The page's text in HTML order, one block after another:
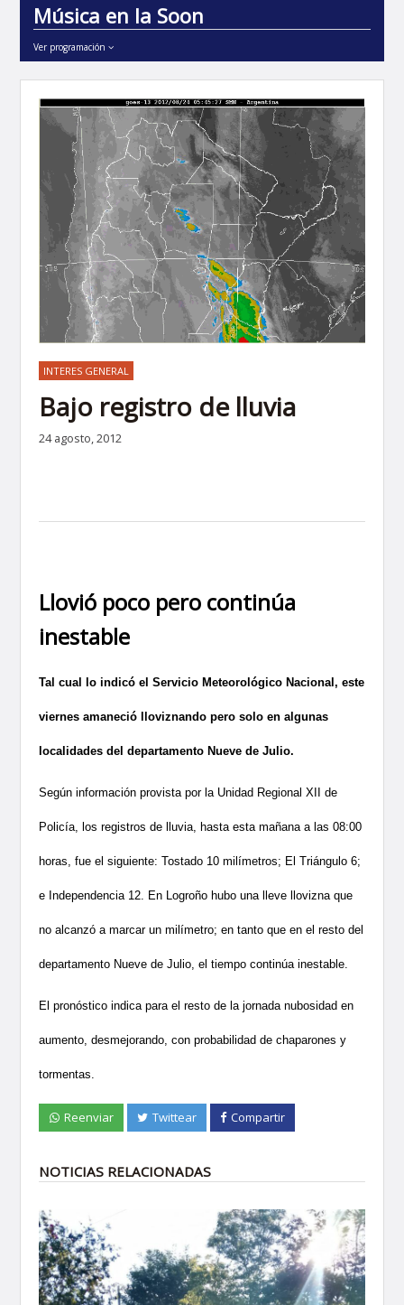
Música en la Soon
Ver programación
INTERES GENERAL
Bajo registro de lluvia
24 agosto, 2012
Llovió poco pero continúa
inestable
Tal cual lo indicó el Servicio Meteorológico Nacional, este
viernes amaneció lloviznando pero solo en algunas
localidades del departamento Nueve de Julio.
Según información provista por la Unidad Regional XII de
Policía, los registros de lluvia, hasta esta mañana a las 08:00
horas, fue el siguiente: Tostado 10 milímetros; El Triángulo 6;
e Independencia 12. En Logroño hubo una lleve llovizna que
no alcanzó a marcar un milímetro; en tanto que en el resto del
departamento Nueve de Julio, el tiempo continúa inestable.
El pronóstico indica para el resto de la jornada nubosidad en
aumento, desmejorando, con probabilidad de chaparones y
tormentas.
Reenviar Twittear Compartir
NOTICIAS RELACIONADAS